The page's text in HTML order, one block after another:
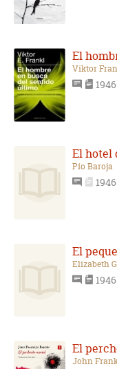
El
Viktor
El hotel
Pío Baroja
1946
El
Elizabeth
El
John